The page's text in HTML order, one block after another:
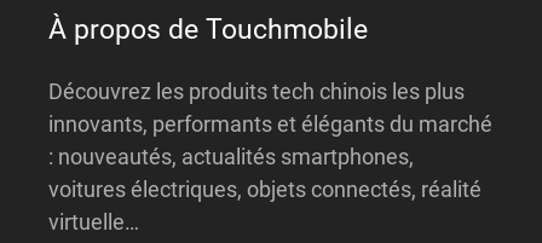
À propos de Touchmobile
Découvrez les produits tech chinois les plus
innovants, performants et élégants du marché
: nouveautés, actualités smartphones,
voitures électriques, objets connectés, réalité
virtuelle…